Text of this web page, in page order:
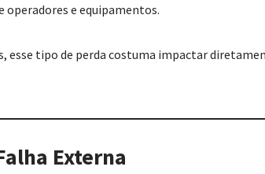
operadores e equipamentos.
esse tipo de perda costuma impactar
Externa